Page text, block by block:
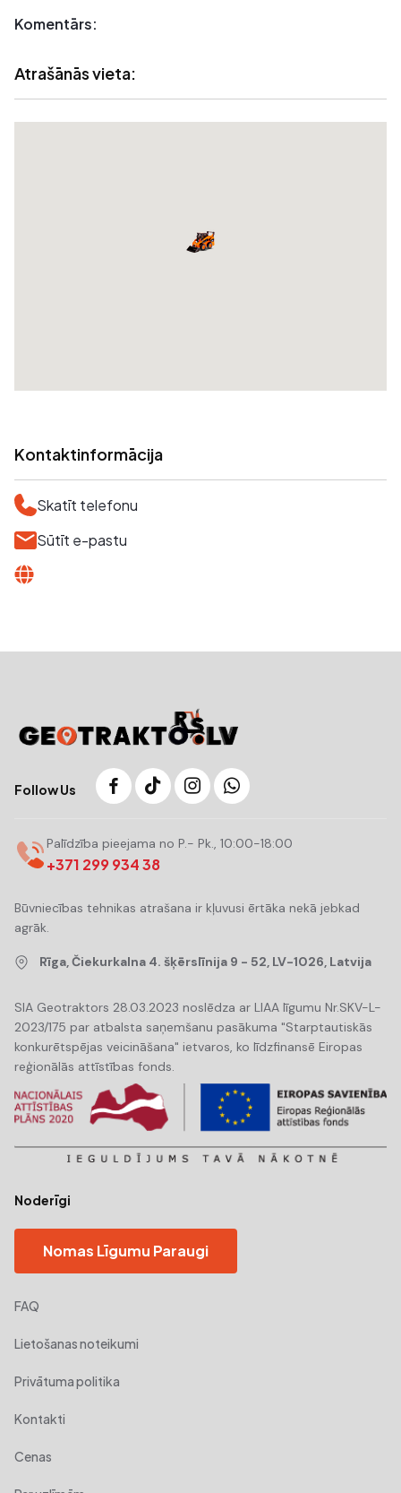
Komentārs:
Atrašānās vieta:
Kontaktinformācija
Skatīt telefonu
Sūtīt e-pastu
Follow Us
Palīdzība pieejama no P.- Pk., 10:00-18:00
+371 299 934 38
Būvniecības tehnikas atrašana ir kļuvusi ērtāka nekā jebkad
agrāk.
Rīga, Čiekurkalna 4. šķērslīnija 9 - 52, LV-1026, Latvija
SIA Geotraktors 28.03.2023 noslēdza ar LIAA līgumu Nr.SKV-L-
2023/175 par atbalsta saņemšanu pasākuma "Starptautiskās
konkurētspējas veicināšana" ietvaros, ko līdzfinansē Eiropas
reģionālās attīstības fonds.
Noderīgi
Nomas Līgumu Paraugi
FAQ
Lietošanas noteikumi
Privātuma politika
Kontakti
Cenas